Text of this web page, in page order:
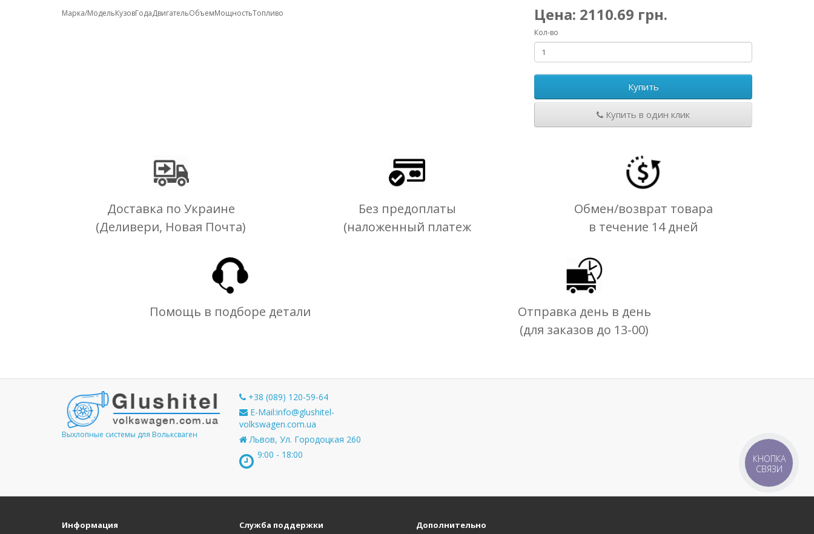
Марка/МодельКузовГодаДвигательОбъемМощностьТопливо Цена: 2110.69 грн.
Кол-во
Купить
Купить в один клик
Доставка по Украине
(Деливери, Новая Почта)
Без предоплаты
(наложенный платеж
Обмен/возврат товара
в течение 14 дней
Помощь в подборе детали
Отправка день в день
(для заказов до 13-00)
Выхлопные системы для Вольксваген
+38 (089) 120-59-64
E-Mail:info@glushitel-
volkswagen.com.ua
Львов, Ул. Городоцкая 260
9:00 - 18:00
Информация Служба поддержки Дополнительно
КНОПКА
СВЯЗИ